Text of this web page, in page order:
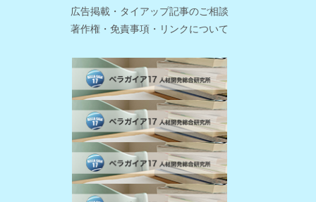
広告掲載・タイアップ記事のご相談
著作権・免責事項・リンクについて